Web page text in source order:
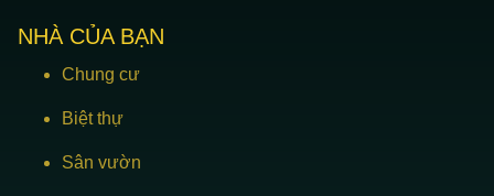
NHÀ CỦA BẠN
Chung cư
Biệt thự
Sân vườn